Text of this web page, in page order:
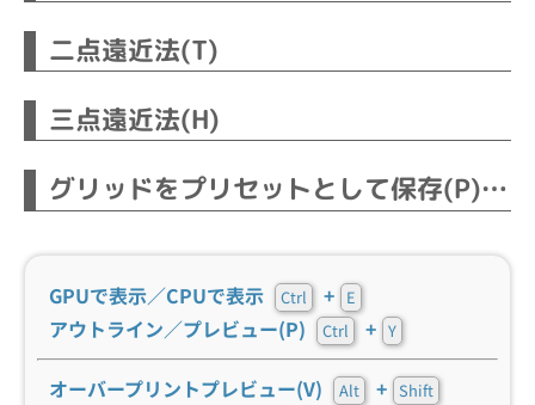
GPUで表示／CPUで表示 Ctrl + E
アウトライン／プレビュー(P) Ctrl + Y
オーバープリントプレビュー(V) Alt + Shift
二点遠近法(T)
三点遠近法(H)
グリッドをプリセットとして保存(P)…